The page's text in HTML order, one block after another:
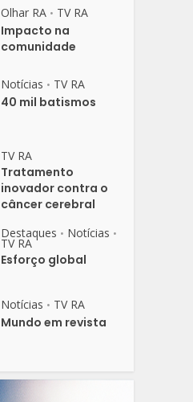
Olhar RA • TV RA
Impacto na
comunidade
Notícias • TV RA
40 mil batismos
TV RA
Tratamento
inovador contra o
câncer cerebral
Destaques • Notícias •
TV RA
Esforço global
Notícias • TV RA
Mundo em revista